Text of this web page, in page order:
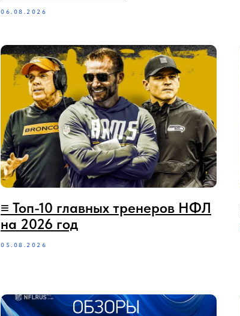
06.08.2026
≡ Топ-10 главных тренеров НФЛ
на 2026 год
05.08.2026